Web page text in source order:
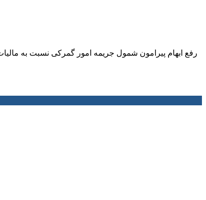
رفع ابهام پیرامون شمول جریمه امور گمرکی نسبت به